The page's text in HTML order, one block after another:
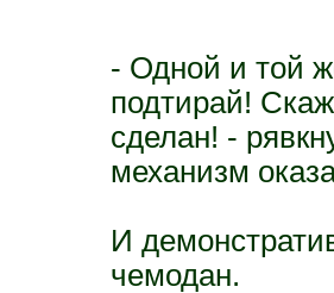
- Одной и той
подтирай!
сделан! -
механизм
И
чемодан.